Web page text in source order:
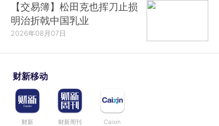
【交易簿】松田克也挥刀止损
明治折戟中国乳业
2026年08月07日
财新移动
财新 财新周刊 Caixin